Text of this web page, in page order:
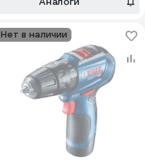
Нет в наличии